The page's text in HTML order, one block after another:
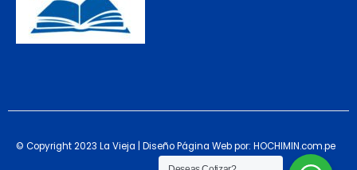
© Copyright 2023 La Vieja | Diseño Página Web por: HOCHIMIN.com.pe